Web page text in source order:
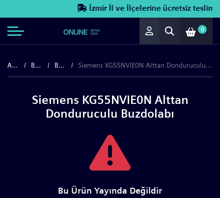
İzmir İl ve İlçelerine ücretsiz
0
Anasayfa Beyaz Eşya Buzdolapları Siemens KG55NVIE0N Alttan Donduruculu Buzdolabı
Siemens KG55NVIE0N Alttan
Donduruculu Buzdolabı
Bu Ürün Yayında Değildir